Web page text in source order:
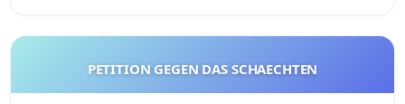
PETITION GEGEN DAS SCHAECHTEN